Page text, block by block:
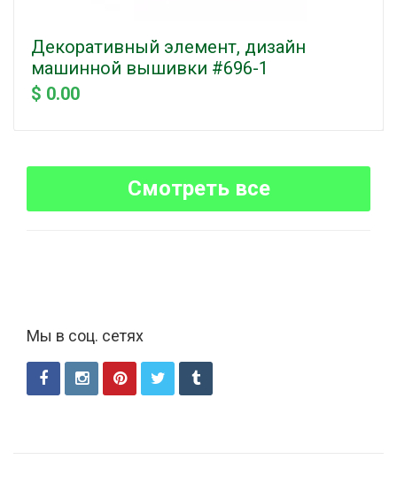
Декоративный элемент, дизайн
машинной вышивки #696-1
$ 0.00
Смотреть все
Мы в соц. сетях